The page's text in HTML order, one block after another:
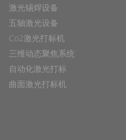
激光锡焊设备
五轴激光设备
Co2激光打标机
三维动态聚焦系统
自动化激光打标
曲面激光打标机